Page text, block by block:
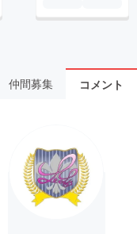
仲間募集 コメント